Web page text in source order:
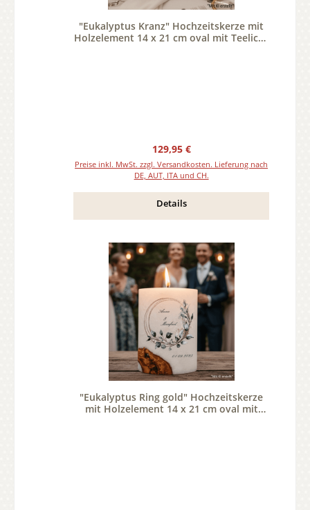
"Eukalyptus Kranz" Hochzeitskerze mit
Holzelement 14 x 21 cm oval mit Teelicht
Regulärer Preis:
129,95 €
Preise inkl. MwSt. zzgl. Versandkosten. Lieferung nach
DE, AUT, ITA und CH.
Details
"Eukalyptus Ring gold" Hochzeitskerze
mit Holzelement 14 x 21 cm oval mit